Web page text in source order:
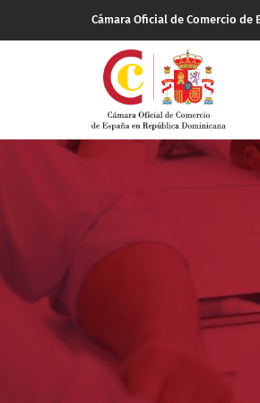
Cámara Oficial de Comercio de